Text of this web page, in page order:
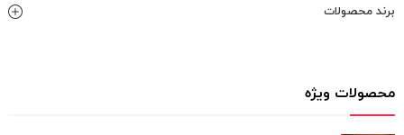
برند محصولات
محصولات ویژه